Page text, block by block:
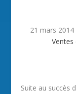
21 mars 2014
Ventes
Suite au succès